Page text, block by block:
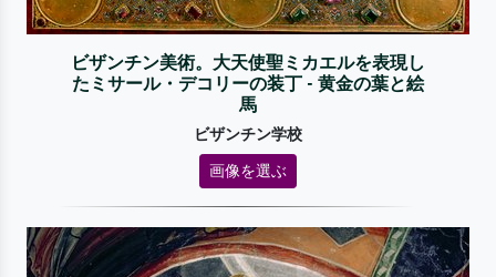
ビザンチン美術。大天使聖ミカエルを表現し
たミサール・デコリーの装丁 - 黄金の葉と絵
馬
ビザンチン学校
画像を選ぶ